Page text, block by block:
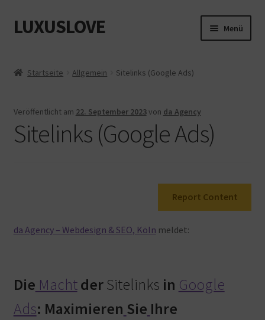
Zur
Navigation
Zum
Inhalt
LUXUSLOVE Menü
Startseite Allgemein Sitelinks (Google Ads)
Veröffentlicht am 22. September 2023von da Agency
Sitelinks (Google Ads)
Report Content
da Agency – Webdesign & SEO, Köln meldet:
Die MachtderSitelinks in Google
Ads: Maximieren Sie Ihre